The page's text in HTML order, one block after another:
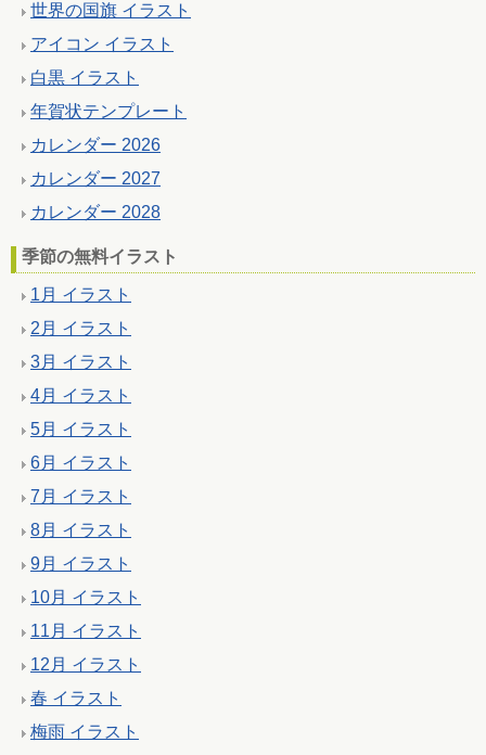
世界の国旗 イラスト
アイコン イラスト
白黒 イラスト
年賀状テンプレート
カレンダー 2026
カレンダー 2027
カレンダー 2028
季節の無料イラスト
1月 イラスト
2月 イラスト
3月 イラスト
4月 イラスト
5月 イラスト
6月 イラスト
7月 イラスト
8月 イラスト
9月 イラスト
10月 イラスト
11月 イラスト
12月 イラスト
春 イラスト
梅雨 イラスト